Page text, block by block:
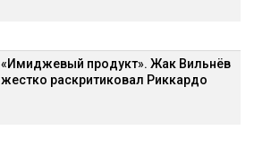
«Имиджевый продукт». Жак Вильнёв
жестко раскритиковал Риккардо